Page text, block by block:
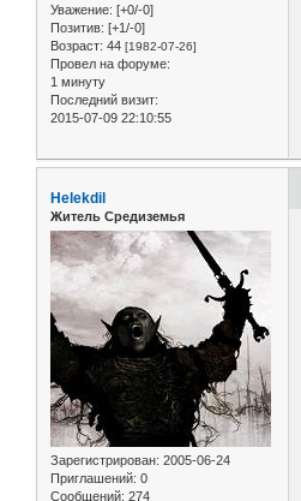
Уважение: [+0/-0]
Позитив: [+1/-0]
Возраст: 44 [1982-07-26]
Провел на форуме:
1 минуту
Последний визит:
2015-07-09 22:10:55
Helekdil
Житель Средиземья
Зарегистрирован: 2005-06-24
Приглашений: 0
Сообщений: 274